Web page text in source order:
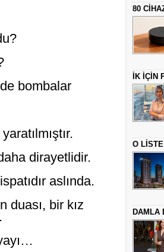
bombalar
dirayetlidir.
aslında.
duası, bir kız
80
İK İÇİN
O
DAMLA